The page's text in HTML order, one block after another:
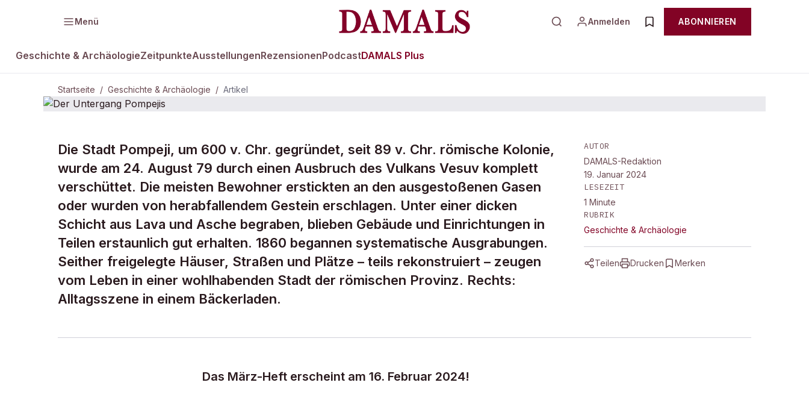
Menü Anmelden ABONNIEREN
Geschichte & ArchäologieZeitpunkteAusstellungenRezensionenPodcastDAMALS Plus
Startseite / Geschichte & Archäologie / Artikel
GESCHICHTE & ARCHÄOLOGIE
Der Untergang
Pompejis
Die Stadt Pompeji, um 600 v. Chr. gegründet, seit 89 v. Chr. römische Kolonie,
wurde am 24. August 79 durch einen Ausbruch des Vulkans Vesuv komplett
verschüttet. Die meisten Bewohner erstickten an den ausgestoßenen Gasen
oder wurden von herabfallendem Gestein erschlagen. Unter einer dicken
Schicht aus Lava und Asche begraben, blieben Gebäude und Einrichtungen in
Teilen erstaunlich gut erhalten. 1860 begannen systematische Ausgrabungen.
Seither freigelegte Häuser, Straßen und Plätze – teils rekonstruiert – zeugen
vom Leben in einer wohlhabenden Stadt der römischen Provinz. Rechts:
Alltagsszene in einem Bäckerladen.
AUTOR
DAMALS-Redaktion
19. Januar 2024
LESEZEIT
1 Minute
RUBRIK
Geschichte & Archäologie
Teilen Drucken Merken
Das März-Heft erscheint am 16. Februar 2024!